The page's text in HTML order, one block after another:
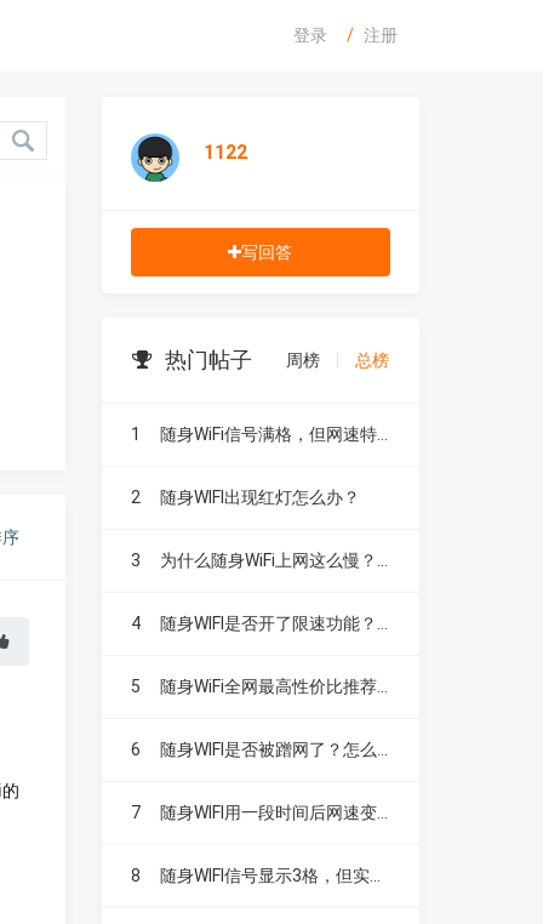
登录 注册
1122
写回答
热门帖子 周榜 总榜
1 随身WiFi信号满格，但网速特别慢，为什么？
2 随身WIFI出现红灯怎么办？
3
4
5 随身WiFi全网最高性价比推荐(新手避坑必看)如何选随身wifi/流量不够用怎么办
6
7 随身WIFI用一段时间后网速变慢，重启才能恢复，怎么解决？
8 随身WIFI信号显示3格，但实际完全没网速，怎么回事？